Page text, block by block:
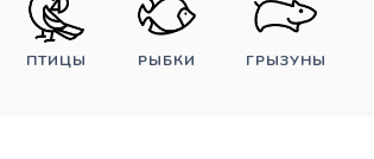
ПТИЦЫ РЫБКИ ГРЫЗУНЫ